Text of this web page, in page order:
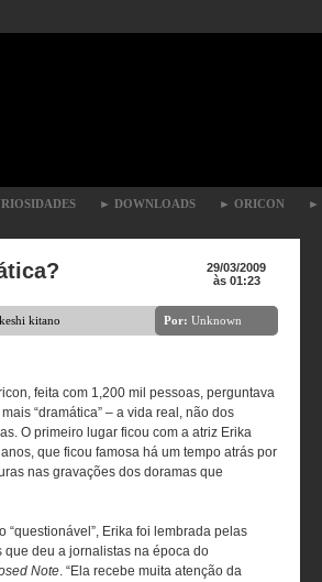
► DOWNLOADS ► ORICON ►
29/03/2009
às 01:23
kitano Por: Unknown
feita com 1,200 mil pessoas, perguntava
“dramática” – a vida real, não dos
O primeiro lugar ficou com a atriz Erika
que ficou famosa há um tempo atrás por
nas gravações dos doramas que
“questionável”, Erika foi lembrada pelas
que deu a jornalistas na época do
Note. “Ela recebe muita atenção da